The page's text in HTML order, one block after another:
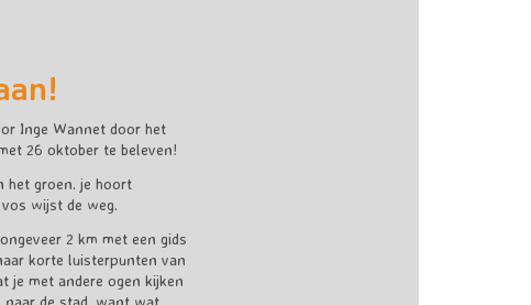
Inge Wannetdoor het
26 oktober te beleven!
het groen. je hoort
wijst de weg.
2 km met een gids
korte luisterpunten van
je met andere ogen kijken